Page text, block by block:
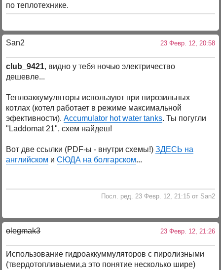
по теплотехнике.
San2 23 Февр. 12, 20:58
club_9421, видно у тебя ночью электричество
дешевле...
Теплоаккумуляторы используют при пирозильных
котлах (котел работает в режиме максимальной
эфективности).Accumulator hot water tanks. Ты погугли
"Laddomat 21", схем найдеш!
Вот две ссылки (PDF-ы - внутри схемы!)ЗДЕСЬ на
английском иСЮДА на болгарском...
Посл. ред. 23 Февр. 12, 21:15 от San2
olegmak3 23 Февр. 12, 21:26
Использование гидроаккуммуляторов с пиролизными
(твердотопливыеми,а это понятие несколько шире)